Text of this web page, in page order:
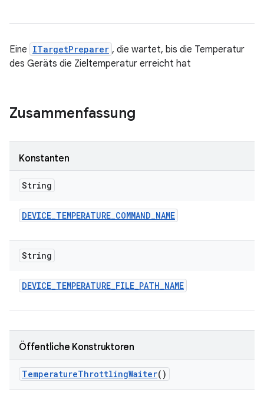
Eine ITargetPreparer , die wartet, bis die Temperatur
des Geräts die Zieltemperatur erreicht hat
Zusammenfassung
Konstanten
String
DEVICE_TEMPERATURE_COMMAND_NAME
String
DEVICE_TEMPERATURE_FILE_PATH_NAME
Öffentliche Konstruktoren
TemperatureThrottlingWaiter()